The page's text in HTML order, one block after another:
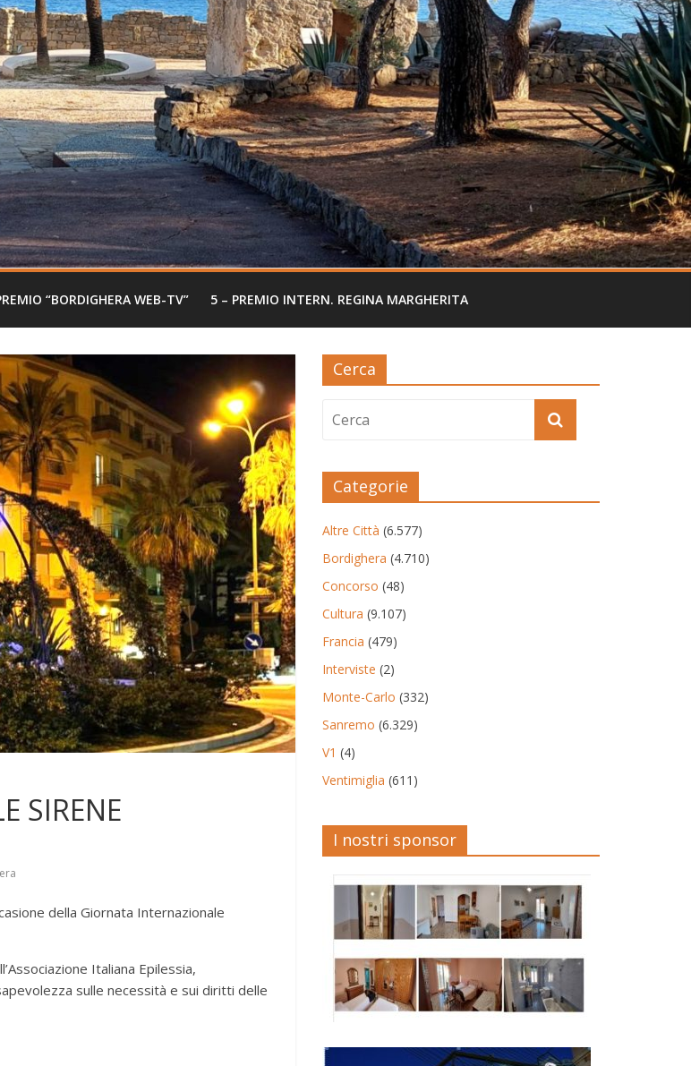
“BORDIGHERA WEB-TV” 5 – PREMIO INTERN. REGINA MARGHERITA
SIRENE
della Giornata Internazionale
Italiana Epilessia,
sulle necessità e sui diritti delle
Cerca
Categorie
Altre Città (6.577)
Bordighera (4.710)
Concorso (48)
Cultura (9.107)
Francia (479)
Interviste (2)
Monte-Carlo (332)
Sanremo (6.329)
V1 (4)
Ventimiglia (611)
I nostri sponsor